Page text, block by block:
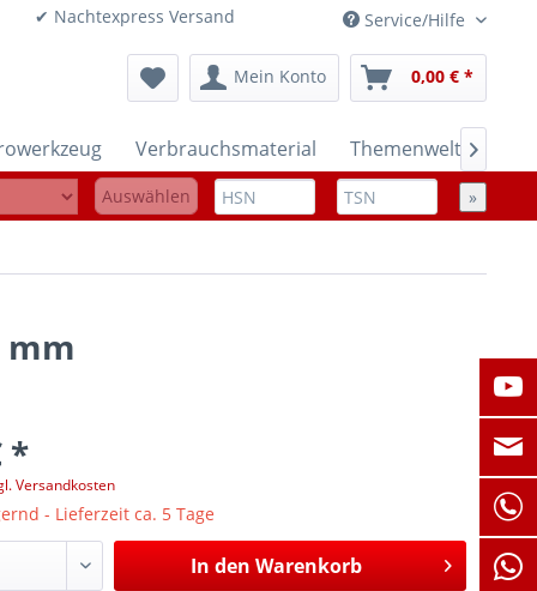
✔ Nachtexpress Versand Service/Hilfe
Mein Konto 0,00 € *
Verbrauchsmaterial Themenwelten

Auswählen »
mm
*
Versandkosten
- Lieferzeit ca. 5 Tage
In den Warenkorb